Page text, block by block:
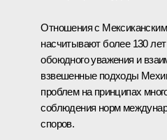
Отношения с
насчитывают более 130
обоюдного уважения и
взвешенные подходы
проблем на принципах
соблюдения норм
споров.